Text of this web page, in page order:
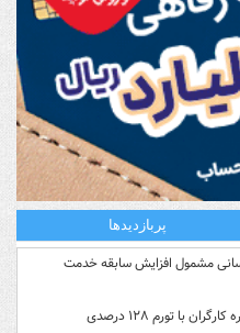
پربازدیدها
مشمول افزایش سابقه خدمت
فریبِ «کاهش شتاب تورم» را نخورید؛ سفره کارگران با تورم ۱۲۸ درصدی